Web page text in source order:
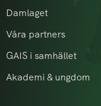
Damlaget
Våra partners
GAIS i samhället
Akademi & ungdom